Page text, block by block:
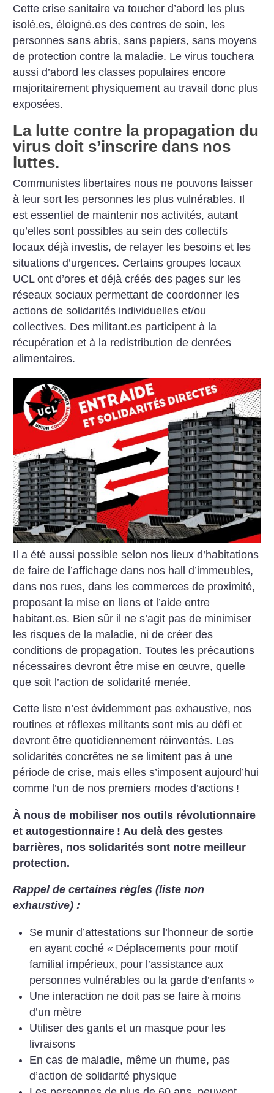
Cette crise sanitaire va toucher d’abord les plus
isolé.es, éloigné.es des centres de soin, les
personnes sans abris, sans papiers, sans moyens
de protection contre la maladie. Le virus touchera
aussi d’abord les classes populaires encore
majoritairement physiquement au travail donc plus
exposées.
La lutte contre la propagation du
virus doit s’inscrire dans nos
luttes.
Communistes libertaires nous ne pouvons laisser
à leur sort les personnes les plus vulnérables. Il
est essentiel de maintenir nos activités, autant
qu’elles sont possibles au sein des collectifs
locaux déjà investis, de relayer les besoins et les
situations d’urgences. Certains groupes locaux
UCL ont d’ores et déjà créés des pages sur les
réseaux sociaux permettant de coordonner les
actions de solidarités individuelles et/ou
collectives. Des militant.es participent à la
récupération et à la redistribution de denrées
alimentaires.
Il a été aussi possible selon nos lieux d’habitations
de faire de l’affichage dans nos hall d’immeubles,
dans nos rues, dans les commerces de proximité,
proposant la mise en liens et l’aide entre
habitant.es. Bien sûr il ne s’agit pas de minimiser
les risques de la maladie, ni de créer des
conditions de propagation. Toutes les précautions
nécessaires devront être mise en œuvre, quelle
que soit l’action de solidarité menée.
Cette liste n’est évidemment pas exhaustive, nos
routines et réflexes militants sont mis au défi et
devront être quotidiennement réinventés. Les
solidarités concrêtes ne se limitent pas à une
période de crise, mais elles s’imposent aujourd’hui
comme l’un de nos premiers modes d’actions !
À nous de mobiliser nos outils révolutionnaire
et autogestionnaire ! Au delà des gestes
barrières, nos solidarités sont notre meilleur
protection.
Rappel de certaines règles (liste non
exhaustive) :
Se munir d’attestations sur l’honneur de sortie
en ayant coché « Déplacements pour motif
familial impérieux, pour l’assistance aux
personnes vulnérables ou la garde d’enfants »
Une interaction ne doit pas se faire à moins
d’un mètre
Utiliser des gants et un masque pour les
livraisons
En cas de maladie, même un rhume, pas
d’action de solidarité physique